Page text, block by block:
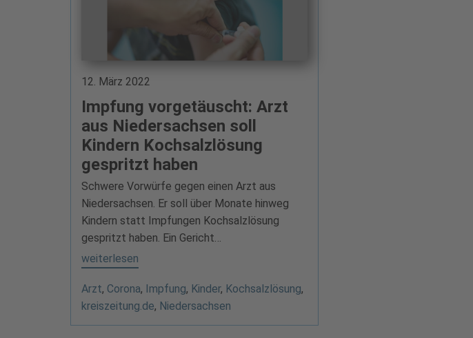
12. März 2022
Impfung vorgetäuscht: Arzt
aus Niedersachsen soll
Kindern Kochsalzlösung
gespritzt haben
Schwere Vorwürfe gegen einen Arzt aus
Niedersachsen. Er soll über Monate hinweg
Kindern statt Impfungen Kochsalzlösung
gespritzt haben. Ein Gericht…
weiterlesen
Arzt, Corona, Impfung, Kinder, Kochsalzlösung,
kreiszeitung.de, Niedersachsen